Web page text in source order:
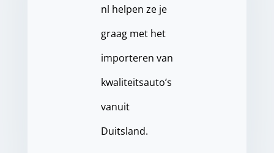
nl helpen ze je
graag met het
importeren van
kwaliteitsauto’s
vanuit
Duitsland.